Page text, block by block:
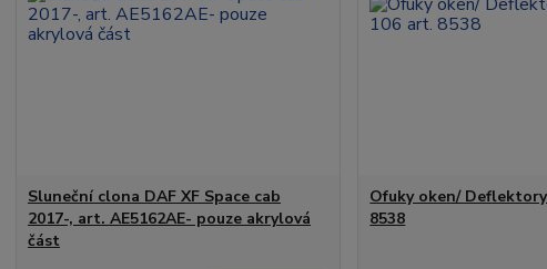
Sluneční clona DAF XF Space cab
2017-, art. AE5162AE- pouze akrylová
část
Ofuky oken/
8538